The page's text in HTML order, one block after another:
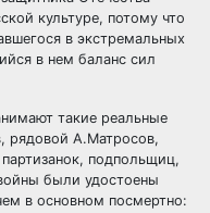
культуре, потому что
в экстремальных
в нем баланс сил
такие реальные
рядовой А.Матросов,
подпольщиц,
были удостоены
в основном посмертно: